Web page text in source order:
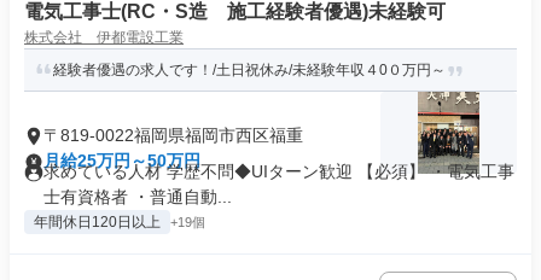
電気工事士(RC・S造 施工経験者優遇)未経験可
株式会社 伊都電設工業
経験者優遇の求人です！/土日祝休み/未経験年収４0０万円～
〒819-0022福岡県福岡市西区福重
月給25万円～50万円
求めている人材 学歴不問◆UIターン歓迎 【必須】 ・電気工事
士有資格者 ・普通自動...
年間休日120日以上 +19個